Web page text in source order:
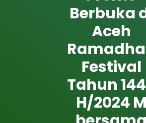
Berbuka
Aceh
Festival
Tahun
H/2024 M